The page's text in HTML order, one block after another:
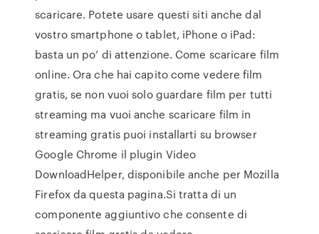
scaricare. Potete usare questi siti anche dal
vostro smartphone o tablet, iPhone o iPad:
basta un po’ di attenzione. Come scaricare film
online. Ora che hai capito come vedere film
gratis, se non vuoi solo guardare film per tutti
streaming ma vuoi anche scaricare film in
streaming gratis puoi installarti su browser
Google Chrome il plugin Video
DownloadHelper, disponibile anche per Mozilla
Firefox da questa pagina.Si tratta di un
componente aggiuntivo che consente di